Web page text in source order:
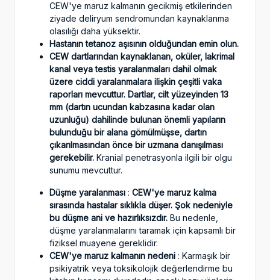
CEW'ye maruz kalmanın gecikmiş etkilerinden
ziyade deliryum sendromundan kaynaklanma
olasılığı daha yüksektir.
Hastanın tetanoz aşısının olduğundan emin olun.
CEW dartlarından kaynaklanan, oküler, lakrimal
kanal veya testis yaralanmaları dahil olmak
üzere ciddi yaralanmalara ilişkin çeşitli vaka
raporları mevcuttur. Dartlar, cilt yüzeyinden 13
mm (dartın ucundan kabzasına kadar olan
uzunluğu) dahilinde bulunan önemli yapıların
bulunduğu bir alana gömülmüşse, dartın
çıkarılmasından önce bir uzmana danışılması
gerekebilir. Kranial penetrasyonla ilgili bir olgu
sunumu mevcuttur.
Düşme yaralanması : CEW'ye maruz kalma
sırasında hastalar sıklıkla düşer. Şok nedeniyle
bu düşme ani ve hazırlıksızdır. Bu nedenle,
düşme yaralanmalarını taramak için kapsamlı bir
fiziksel muayene gereklidir.
CEW'ye maruz kalmanın nedeni : Karmaşık bir
psikiyatrik veya toksikolojik değerlendirme bu